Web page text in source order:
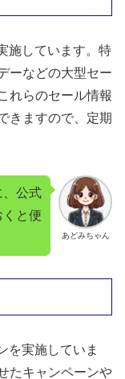
施しています。特
ーなどの大型セー
れらのセール情報
きますので、定期
あどみちゃん
、公式
と便
を実施していま
たキャンペーンや